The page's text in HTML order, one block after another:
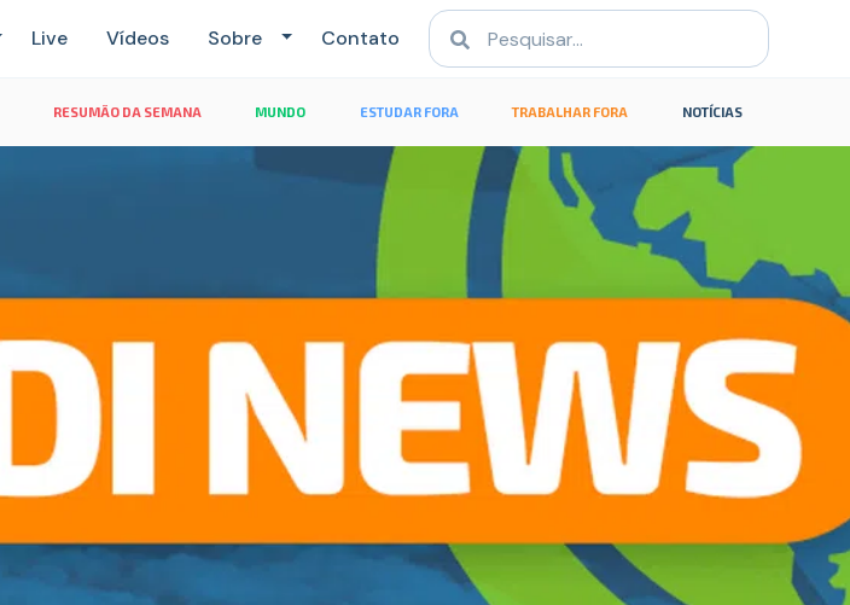
Live Vídeos Sobre Contato
RESUMÃO DA SEMANA MUNDO ESTUDAR FORA TRABALHAR FORA NOTÍCIAS